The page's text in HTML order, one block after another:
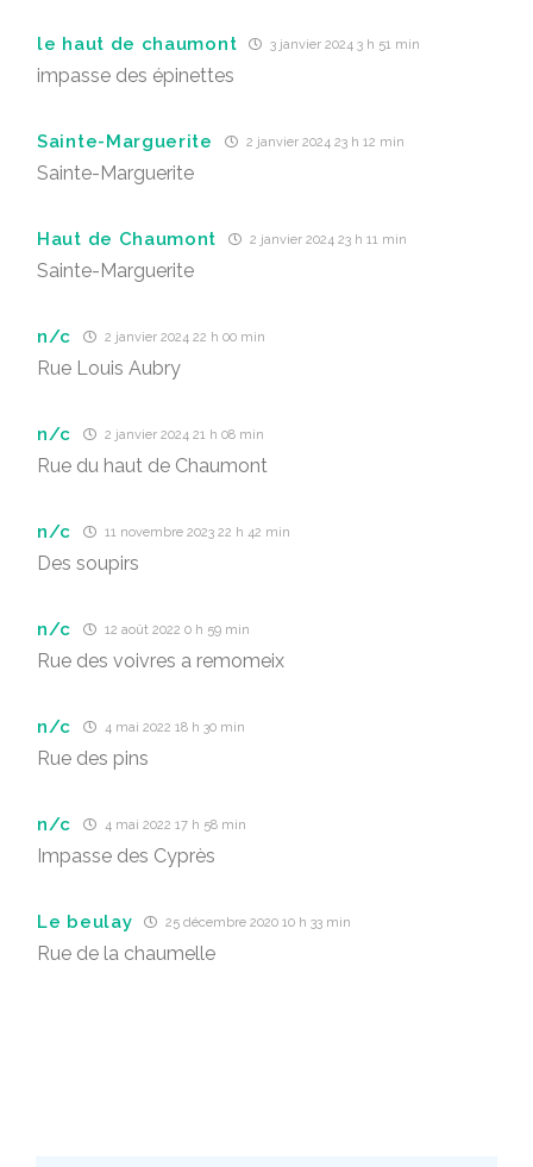
le haut de chaumont 3 janvier 2024 3 h 51 min
impasse des épinettes
Sainte-Marguerite 2 janvier 2024 23 h 12 min
Sainte-Marguerite
Haut de Chaumont 2 janvier 2024 23 h 11 min
Sainte-Marguerite
n/c 2 janvier 2024 22 h 00 min
Rue Louis Aubry
n/c 2 janvier 2024 21 h 08 min
Rue du haut de Chaumont
n/c 11 novembre 2023 22 h 42 min
Des soupirs
n/c 12 août 2022 0 h 59 min
Rue des voivres a remomeix
n/c 4 mai 2022 18 h 30 min
Rue des pins
n/c 4 mai 2022 17 h 58 min
Impasse des Cyprès
Le beulay 25 décembre 2020 10 h 33 min
Rue de la chaumelle